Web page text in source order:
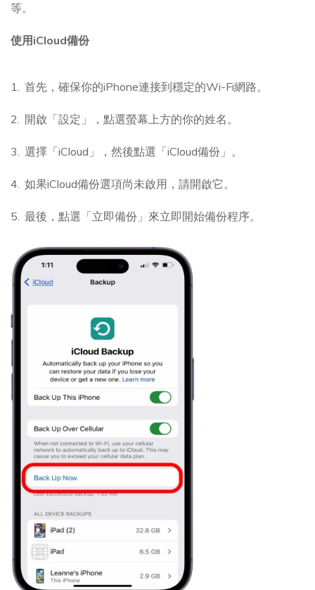
等。
使用iCloud備份
首先，確保你的iPhone連接到穩定的Wi-Fi網路。
開啟「設定」，點選螢幕上方的你的姓名。
選擇「iCloud」，然後點選「iCloud備份」。
如果iCloud備份選項尚未啟用，請開啟它。
最後，點選「立即備份」來立即開始備份程序。